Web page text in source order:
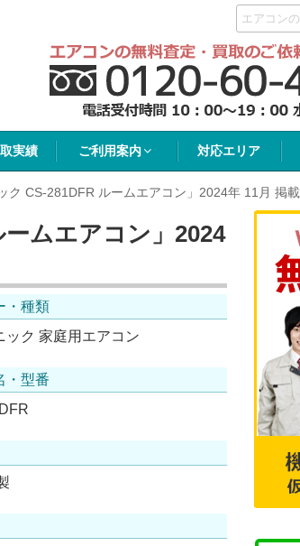
実績 ご利用案内 対応エリア
ク CS-281DFR ルームエアコン」2024年 11月 掲載
ムエアコン」2024
・種類
ック 家庭用エアコン
・型番